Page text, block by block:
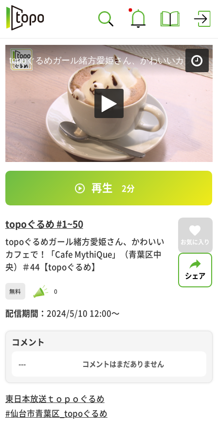
topoぐるめガール緒方愛姫さん、かわいいカフェで！「Cafe MythiQue」（青葉区中央）＃44【topoぐるめ】
再生 2分
topoぐるめ #1~50
topoぐるめガール緒方愛姫さん、かわいい
カフェで！「Cafe MythiQue」（青葉区中
央）＃44【topoぐるめ】
無料 0
配信期間： 2024/5/10 12:00〜
お気に入り
シェア
コメント
--- コメントはまだありません
東日本放送 ｔｏｐｏぐるめ
#仙台市青葉区_topoぐるめ